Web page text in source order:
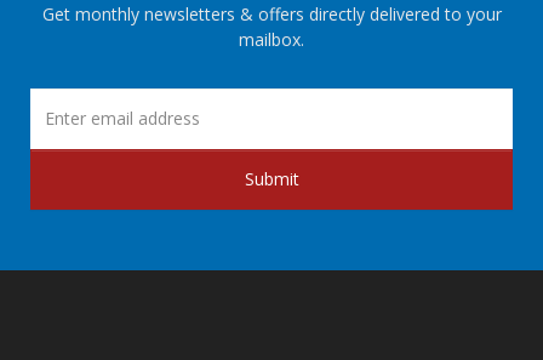
Get monthly newsletters & offers directly delivered to your
mailbox.
Submit